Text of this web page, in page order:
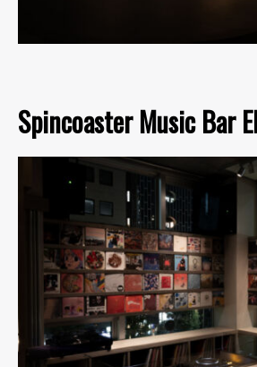
Spincoaster Music Bar